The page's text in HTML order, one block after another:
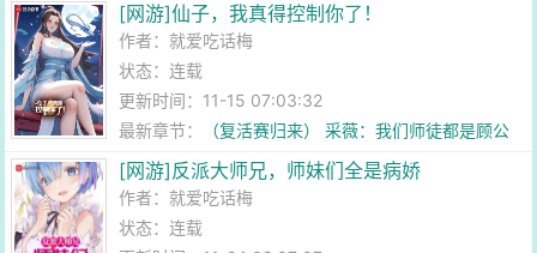
[网游]仙子，我真得控制你了！
作者：就爱吃话梅
状态：连载
更新时间：11-15 07:03:32
最新章节：
（复活赛归来） 采薇：我们师徒都是顾公
子的....
[网游]反派大师兄，师妹们全是病娇
作者：就爱吃话梅
状态：连载